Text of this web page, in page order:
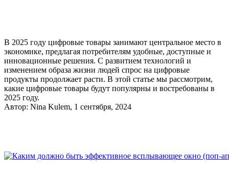
В 2025 году цифровые товары занимают центральное место в
экономике, предлагая потребителям удобные, доступные и
инновационные решения. С развитием технологий и
изменением образа жизни людей спрос на цифровые
продукты продолжает расти. В этой статье мы рассмотрим,
какие цифровые товары будут популярны и востребованы в
2025 году.
Автор: Nina Kulem, 1 сентября, 2024